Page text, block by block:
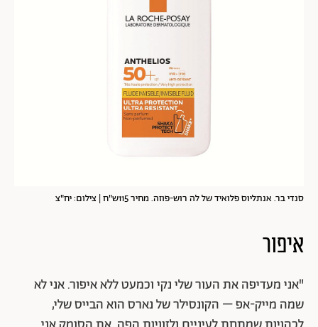
סנדי בר. אנתליוס פלואיד של לה רוש-פוזה. מחיר 115ש"ח | צילום: יח"צ
איפור
"אני מעדיפה את העור שלי נקי וכמעט ללא איפור. אני לא
שמה מייק-אפ – הקונסילר של נארס הוא הבייס שלי,